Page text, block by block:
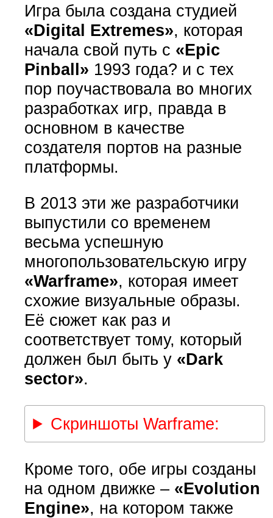
Игра была создана студией
«Digital Extremes», которая
начала свой путь с «Epic
Pinball» 1993 года? и с тех
пор поучаствовала во многих
разработках игр, правда в
основном в качестве
создателя портов на разные
платформы.
В 2013 эти же разработчики
выпустили со временем
весьма успешную
многопользовательскую игру
«Warframe», которая имеет
схожие визуальные образы.
Её сюжет как раз и
соответствует тому, который
должен был быть у «Dark
sector».
Скриншоты Warframe:
Кроме того, обе игры созданы
на одном движке – «Evolution
Engine», на котором также